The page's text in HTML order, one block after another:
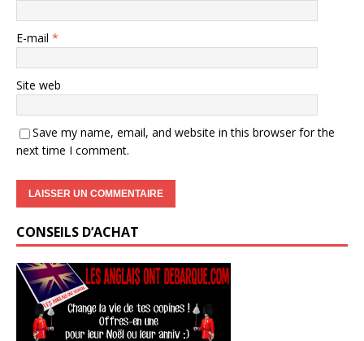
E-mail *
Site web
Save my name, email, and website in this browser for the
next time I comment.
CONSEILS D’ACHAT